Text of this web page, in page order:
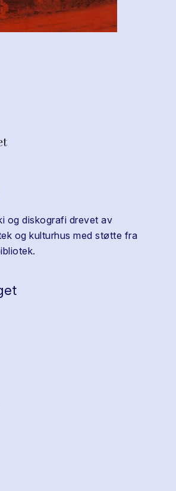
og diskografi drevet av
og kulturhus med støtte fra